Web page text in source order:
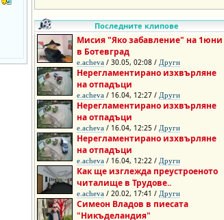
Последните клипове
Мисия "Яко забавление" на 1юни
в Ботевград
e.acheva / 30.05, 02:08 / Други
Нерегламентирано изхвърляне
на отпадъци
e.acheva / 16.04, 12:27 / Други
Нерегламентирано изхвърляне
на отпадъци
e.acheva / 16.04, 12:25 / Други
Нерегламентирано изхвърляне
на отпадъци
e.acheva / 16.04, 12:22 / Други
Как ще изглежда преустроеното
читалище в Трудове..
e.acheva / 20.02, 17:41 / Други
Симеон Владов в пиесата
"Никъделандия"